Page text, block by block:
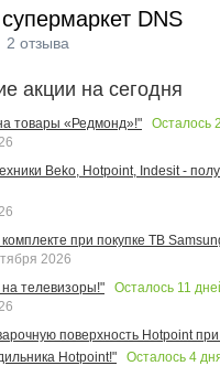
DNS
2 отзыва
акции на сегодня
товары «Редмонд»!" Осталось
Beko, Hotpoint, Indesit -
при покупке ТВ
2026
телевизоры!"
Осталось 11
поверхность Hotpoint при
Hotpoint!"
Осталось 4